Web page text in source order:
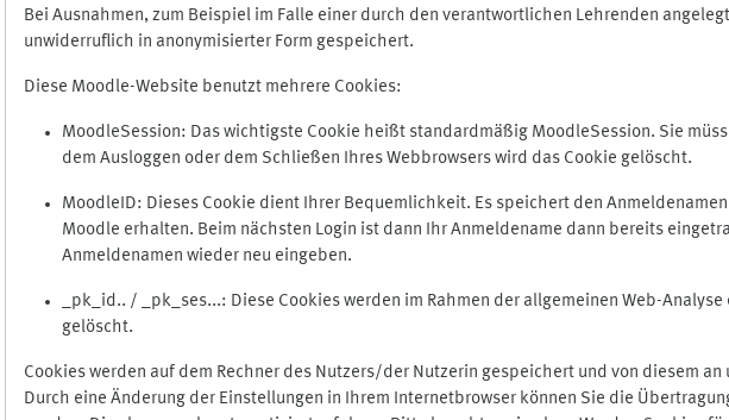
Bei Ausnahmen, zum Beispiel im Falle einer durch den verantwortlichen Lehrenden
unwiderruflich in anonymisierter Form gespeichert.
Diese Moodle-Website benutzt mehrere Cookies:
MoodleSession: Das wichtigste Cookie heißt standardmäßig MoodleSession. Sie
dem Ausloggen oder dem Schließen Ihres Webbrowsers wird das Cookie gelöscht.
MoodleID: Dieses Cookie dient Ihrer Bequemlichkeit. Es speichert den
Moodle erhalten. Beim nächsten Login ist dann Ihr Anmeldename dann bereits
Anmeldenamen wieder neu eingeben.
_pk_id.. / _pk_ses...: Diese Cookies werden im Rahmen der allgemeinen Web-
gelöscht.
Cookies werden auf dem Rechner des Nutzers/der Nutzerin gespeichert und von diesem
Durch eine Änderung der Einstellungen in Ihrem Internetbrowser können Sie die